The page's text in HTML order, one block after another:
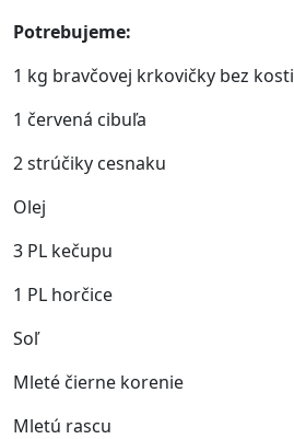
Potrebujeme:
1 kg bravčovej krkovičky bez kosti
1 červená cibuľa
2 strúčiky cesnaku
Olej
3 PL kečupu
1 PL horčice
Soľ
Mleté čierne korenie
Mletú rascu